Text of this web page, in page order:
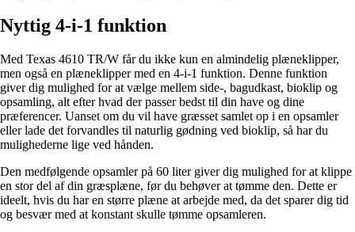
Nyttig 4-i-1 funktion
Med Texas 4610 TR/W får du ikke kun en almindelig plæneklipper,
men også en plæneklipper med en 4-i-1 funktion. Denne funktion
giver dig mulighed for at vælge mellem side-, bagudkast, bioklip og
opsamling, alt efter hvad der passer bedst til din have og dine
præferencer. Uanset om du vil have græsset samlet op i en opsamler
eller lade det forvandles til naturlig gødning ved bioklip, så har du
mulighederne lige ved hånden.
Den medfølgende opsamler på 60 liter giver dig mulighed for at klippe
en stor del af din græsplæne, før du behøver at tømme den. Dette er
ideelt, hvis du har en større plæne at arbejde med, da det sparer dig tid
og besvær med at konstant skulle tømme opsamleren.